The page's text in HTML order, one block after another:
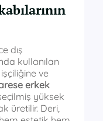
dış
kullanılan
ve
erkek
yüksek
üretilir. Deri,